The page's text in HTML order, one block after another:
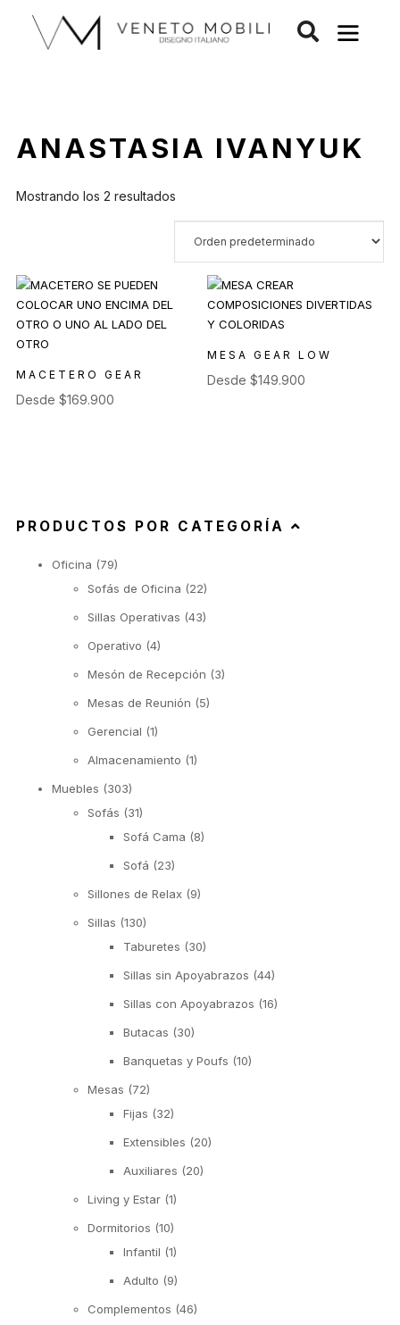
contenido
ANASTASIA IVANYUK
Mostrando los 2 resultados
MACETERO GEAR
Desde $169.900
MESA GEAR LOW
Desde$149.900
PRODUCTOS POR CATEGORÍA
Oficina (79)
Sofás de Oficina (22)
Sillas Operativas (43)
Operativo (4)
Mesón de Recepción (3)
Mesas de Reunión (5)
Gerencial (1)
Almacenamiento (1)
Muebles (303)
Sofás (31)
Sofá Cama (8)
Sofá (23)
Sillones de Relax (9)
Sillas (130)
Taburetes (30)
Sillas sin Apoyabrazos (44)
Sillas con Apoyabrazos (16)
Butacas (30)
Banquetas y Poufs (10)
Mesas (72)
Fijas (32)
Extensibles (20)
Auxiliares (20)
Living y Estar (1)
Dormitorios (10)
Infantil (1)
Adulto (9)
Complementos (46)